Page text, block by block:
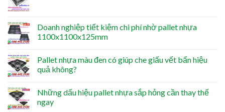
Doanh nghiệp tiết kiệm chi phí nhờ pallet nhựa
1100x1100x125mm
Pallet nhựa màu đen có giúp che giấu vết bẩn hiệu
quả không?
Những dấu hiệu pallet nhựa sắp hỏng cần thay thế
ngay